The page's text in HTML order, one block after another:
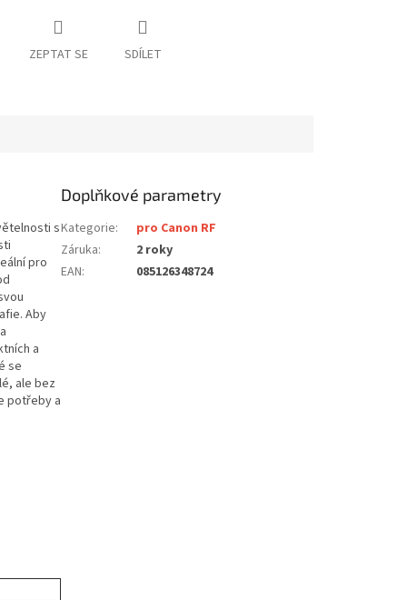
ZEPTAT SE SDÍLET
s
pro
Aby
a
se
ale bez
potřeby a
Doplňkové parametry
Kategorie:
pro Canon RF
Záruka:
2 roky
EAN: 085126348724